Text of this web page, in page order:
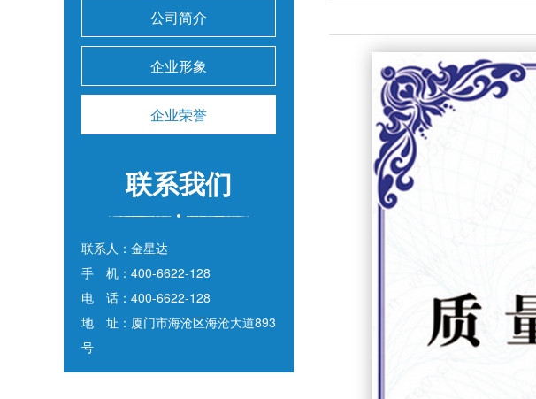
公司简介
企业形象
企业荣誉
联系我们
联系人：金星达
手 机：400-6622-128
电 话：400-6622-128
地 址：厦门市海沧区海沧大道893
号